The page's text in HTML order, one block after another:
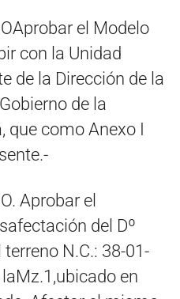
el Modelo
con la Unidad
de la Dirección de la
de la
que como Anexo I
Aprobar el
del Dº
N.C.: 38-01-
en